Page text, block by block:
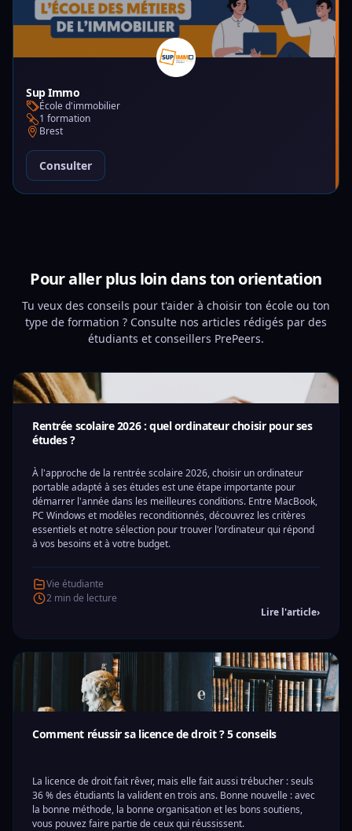
Sup Immo
École d'immobilier
1 formation
Brest
Consulter
Pour aller plus loin dans ton orientation
Tu veux des conseils pour t'aider à choisir ton école ou ton
type de formation ? Consulte nos articles rédigés par des
étudiants et conseillers PrePeers.
Rentrée scolaire 2026 : quel ordinateur choisir pour ses
études ?
À l'approche de la rentrée scolaire 2026, choisir un ordinateur
portable adapté à ses études est une étape importante pour
démarrer l'année dans les meilleures conditions. Entre MacBook,
PC Windows et modèles reconditionnés, découvrez les critères
essentiels et notre sélection pour trouver l'ordinateur qui répond
à vos besoins et à votre budget.
Vie étudiante
2 min de lecture
Lire l'article›
Comment réussir sa licence de droit ? 5 conseils
La licence de droit fait rêver, mais elle fait aussi trébucher : seuls
36 % des étudiants la valident en trois ans. Bonne nouvelle : avec
la bonne méthode, la bonne organisation et les bons soutiens,
vous pouvez faire partie de ceux qui réussissent.